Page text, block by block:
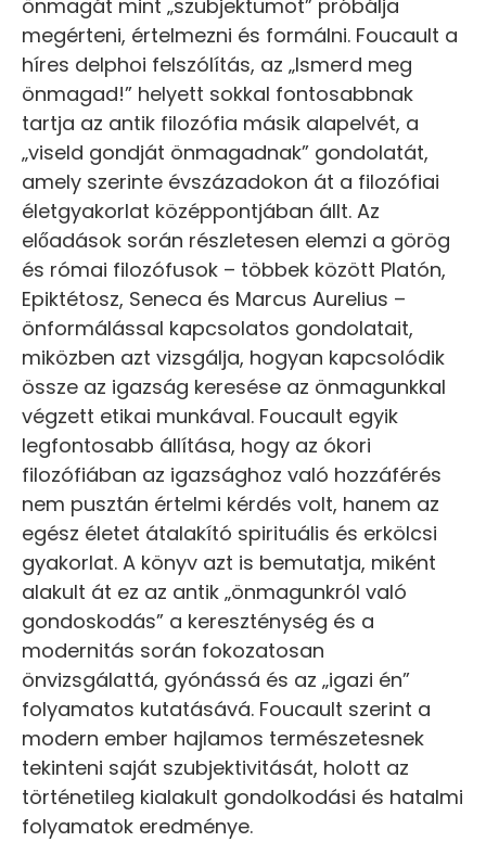
önmagát mint „szubjektumot” próbálja
megérteni, értelmezni és formálni. Foucault a
híres delphoi felszólítás, az „Ismerd meg
önmagad!” helyett sokkal fontosabbnak
tartja az antik filozófia másik alapelvét, a
„viseld gondját önmagadnak” gondolatát,
amely szerinte évszázadokon át a filozófiai
életgyakorlat középpontjában állt. Az
előadások során részletesen elemzi a görög
és római filozófusok – többek között Platón,
Epiktétosz, Seneca és Marcus Aurelius –
önformálással kapcsolatos gondolatait,
miközben azt vizsgálja, hogyan kapcsolódik
össze az igazság keresése az önmagunkkal
végzett etikai munkával. Foucault egyik
legfontosabb állítása, hogy az ókori
filozófiában az igazsághoz való hozzáférés
nem pusztán értelmi kérdés volt, hanem az
egész életet átalakító spirituális és erkölcsi
gyakorlat. A könyv azt is bemutatja, miként
alakult át ez az antik „önmagunkról való
gondoskodás” a kereszténység és a
modernitás során fokozatosan
önvizsgálattá, gyónássá és az „igazi én”
folyamatos kutatásává. Foucault szerint a
modern ember hajlamos természetesnek
tekinteni saját szubjektivitását, holott az
történetileg kialakult gondolkodási és hatalmi
folyamatok eredménye.